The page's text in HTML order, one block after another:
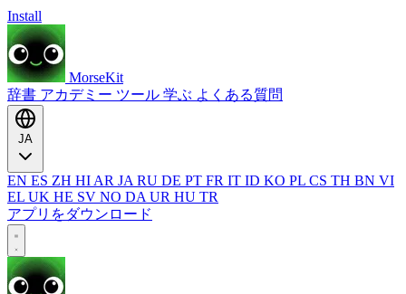
Install
MorseKit
辞書 アカデミー ツール 学ぶ よくある質問
EN ES ZH HI AR JA RU DE PT FR IT ID KO PL CS TH BN VI
EL UK HE SV NO DA UR HU TR
アプリをダウンロード